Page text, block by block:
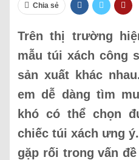
Chia sẻ
Trên thị trường
mẫu túi xách công
sản xuất khác
em dễ dàng tìm
khó có thể chọn
chiếc túi xách ưng
gặp rối trong vấn